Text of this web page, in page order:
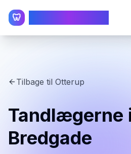
🦷
Tilbage til Otterup
Tandlægerne
Bredgade